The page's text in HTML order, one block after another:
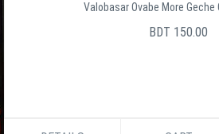
Valobasar Ovabe More
BDT 150.00